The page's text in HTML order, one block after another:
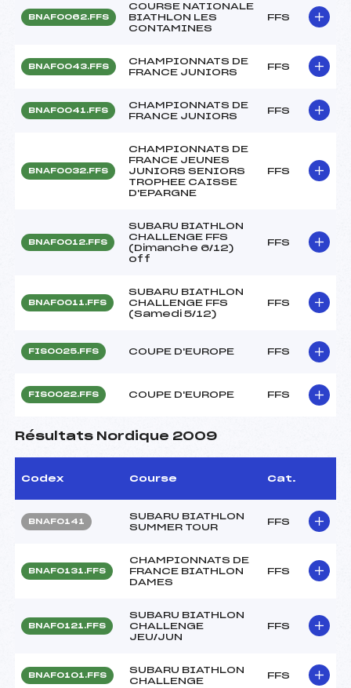
BNAF0062.FFS
COURSE NATIONALE
BIATHLON LES
CONTAMINES
FFS
BNAF0043.FFS
CHAMPIONNATS DE
FRANCE JUNIORS
FFS
BNAF0041.FFS
CHAMPIONNATS DE
FRANCE JUNIORS
FFS
BNAF0032.FFS
CHAMPIONNATS DE
FRANCE JEUNES
JUNIORS SENIORS
TROPHEE CAISSE
D'EPARGNE
FFS
BNAF0012.FFS
SUBARU BIATHLON
CHALLENGE FFS
(Dimanche 6/12)
off
FFS
BNAF0011.FFS
SUBARU BIATHLON
CHALLENGE FFS
(Samedi 5/12)
FFS
FIS0025.FFS COUPE D'EUROPE FFS
FIS0022.FFS COUPE D'EUROPE FFS
Résultats Nordique 2009
Codex Course Cat.
BNAF0141
SUBARU BIATHLON
SUMMER TOUR
FFS
BNAF0131.FFS
CHAMPIONNATS DE
FRANCE BIATHLON
DAMES
FFS
BNAF0121.FFS
SUBARU BIATHLON
CHALLENGE
JEU/JUN
FFS
BNAF0101.FFS
SUBARU BIATHLON
CHALLENGE
FFS